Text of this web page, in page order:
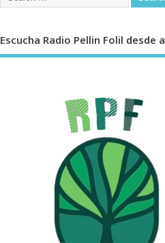
Escucha Radio Pellin Folil desde